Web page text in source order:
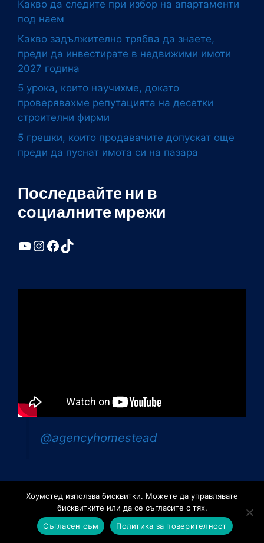
Какво да следите при избор на апартаменти
под наем
Какво задължително трябва да знаете,
преди да инвестирате в недвижими имоти
2027 година
5 урока, които научихме, докато
проверявахме репутацията на десетки
строителни фирми
5 грешки, които продавачите допускат още
преди да пуснат имота си на пазара
Последвайте ни в
социалните мрежи
YouTube
Instagram
Facebook
TikTok
@agencyhomestead
©2026 - Агенция за недвижими имоти Хоумстед.
Изработка на сайтот Mint Soft
Хоумстед използва бисквитки. Можете да управлявате
бисквитките или да се съгласите с тях.
Съгласен съм
Политика за поверителност